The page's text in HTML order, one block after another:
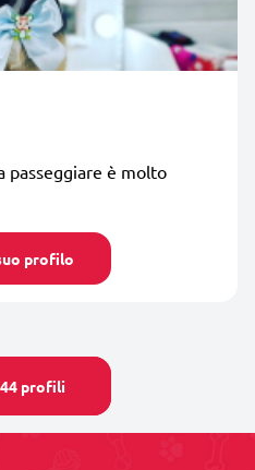
passeggiare è molto
profilo
profili